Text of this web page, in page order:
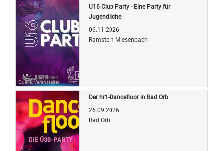
Quelle: Veranstalter
U16 Club Party - Eine Party für
Jugendliche
06.11.2026
Ramstein-Miesenbach
Der hr1-Dancefloor in Bad Orb
26.09.2026
Bad Orb